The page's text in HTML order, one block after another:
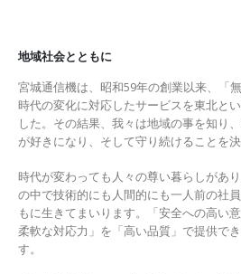
地域社会とともに
宮城通信機は、昭和59年の創業以来、「
時代の変化に対応したサービスを東北と
した。その結果、我々は地域の事を知り
が好きになり、そして守り続けることを決
時代が変わっても人々の尊い暮らしがあ
の中で技術的にも人間的にも一人前の社
もに生きてまいります。「安全への高い
柔軟な対応力」を「高い品質」で提供で
す。